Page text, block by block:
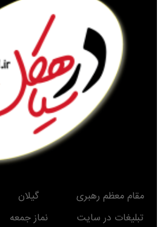
مقام معظم رهبری گیلان
تبلیغات در سایت
نماز جمعه